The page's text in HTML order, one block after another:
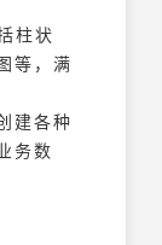
柱状
等，满
建各种
务数